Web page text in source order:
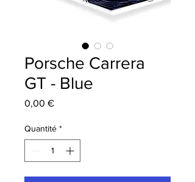
Porsche Carrera
GT - Blue
0,00 €Prix
Quantité *